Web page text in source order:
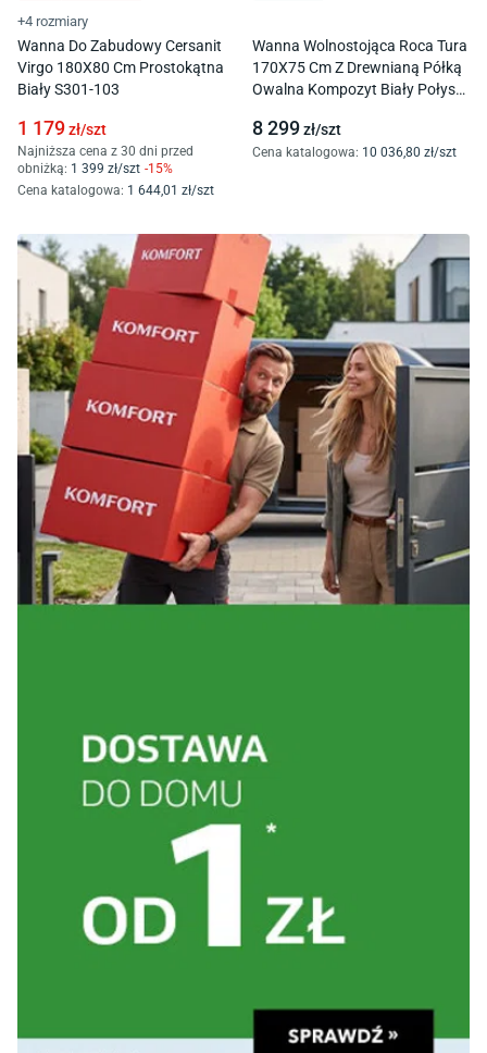
+4 rozmiary
Wanna Do Zabudowy Cersanit
Virgo 180X80 Cm Prostokątna
Biały S301-103
1 179zł/szt
Najniższa cena z 30 dni przed
obniżką: 1 399 zł/szt -15%
Cena katalogowa: 1 644,01 zł/szt
Wanna Wolnostojąca Roca Tura
170X75 Cm Z Drewnianą Półką
Owalna Kompozyt Biały Połysk
8 299zł/szt
Cena katalogowa: 10 036,80 zł/szt